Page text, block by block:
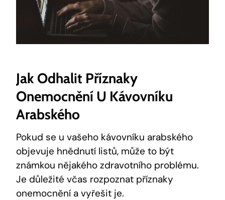
Jak Odhalit Příznaky
Onemocnění U Kávovníku
Arabského
Pokud se u vašeho kávovníku arabského
objevuje hnědnutí listů, může to být
známkou nějakého zdravotního problému.
Je důležité včas rozpoznat příznaky
onemocnění a vyřešit je.